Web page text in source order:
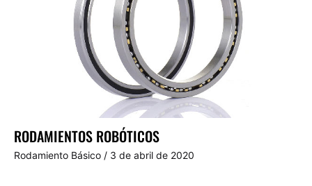
RODAMIENTOS ROBÓTICOS
Rodamiento Básico / 3 de abril de 2020